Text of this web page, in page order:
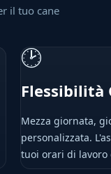
il tuo cane
🕑
Flessibilità
Mezza giornata,
personalizzata.
tuoi orari di